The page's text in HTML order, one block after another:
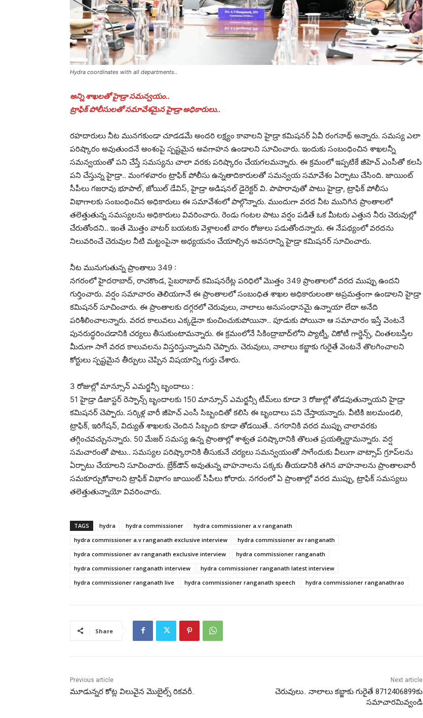
Hydra coordinates with all departments..
అన్ని శాఖ‌ల‌తో హైడ్రా స‌మ‌న్వ‌యం..
ట్రాఫిక్ పోలీసుల‌తో స‌మావేశమైన హైడ్రా అధికారులు..
ర‌హ‌దారులు నీట మున‌గ‌కుండా చూడ‌డ‌మే అంద‌రి ల‌క్ష్యం కావాల‌ని హైడ్రా క‌మిష‌న‌ర్ ఏవీ రంగ‌నాథ్ అన్నారు. స‌మ‌స్య ఎలా
ప‌రిష్కారం అవుతుంద‌నే అంశంపై స్ప‌ష్ట‌మైన అవ‌గాహ‌న ఉండాల‌ని సూచించారు. ఇందుకు సంబంధించిన శాఖ‌ల‌న్నీ
స‌మ‌న్వ‌యంతో ప‌ని చేస్తే స‌మ‌స్యను చాలా వ‌ర‌కు ప‌రిష్కారం చేయ‌గ‌ల‌మ‌న్నారు. ఈ క్ర‌మంలో ఇప్ప‌టికే జీహెచ్ ఎంసీతో క‌ల‌సి
ప‌ని చేస్తున్న హైడ్రా.. మంగ‌ళ‌వారం ట్రాఫిక్ పోలీసు ఉన్న‌తాదికారుల‌తో స‌మ‌న్వ‌య స‌మావేశం ఏర్పాటు చేసింది. జాయింట్
సీపీలు గ‌జ‌రావు భూపాల్, జోయిల్ డేవిస్‌, హైడ్రా అడిష‌న‌ల్ డైరెక్ట‌ర్ వి. పాపారావుతో పాటు హైడ్రా, ట్రాఫిక్ పోలీసు
విభాగాల‌కు సంబంధించిన అధికారులు ఈ స‌మావేశంలో పాల్గొన్నారు. ముందుగా వ‌ర‌ద నీట మునిగిన ప్రాంతాల‌లో
త‌లెత్తుతున్న స‌మ‌స్య‌ల‌ను అధికారులు వివ‌రించారు. రెండు గంట‌ల పాటు వ‌ర్షం ప‌డితే ఒక‌ మీట‌రు ఎత్తున నీరు చెరువుల్లో
చేరుతోంద‌ని.. ఇంతే మొత్తం వాటర్ బ‌య‌ట‌కు వెళ్లాలంటే వారం రోజులు ప‌డుతోంద‌న్నారు. ఈ నేప‌థ్యంలో వ‌ర‌ద‌ను
నిలువ‌రించే చెరువుల నీటి మ‌ట్టంపైనా అధ్య‌య‌నం చేయాల్సిన అవ‌స‌రాన్ని హైడ్రా కమిష‌న‌ర్ సూచించారు.
నీట మునుగుతున్న ప్రాంతాలు 349 :
న‌గ‌రంలో హైద‌రాబాద్, రాచ‌కొండ‌, సైబ‌రాబాద్ క‌మిష‌న‌రేట్ల ప‌రిధిలో మొత్తం 349 ప్రాంతాల‌లో వ‌ర‌ద ముప్పు ఉంద‌ని
గుర్తించారు. వ‌ర్షం స‌మాచారం తెలియ‌గానే ఈ ప్రాంతాల‌లో సంబంధిత శాఖ‌ల అధికారులంతా అప్ర‌మ‌త్తంగా ఉండాల‌ని హైడ్రా
క‌మిష‌న‌ర్ సూచించారు. ఈ ప్రాంతాల‌కు ద‌గ్గ‌ర‌లో చెరువులు, నాలాలు అనుసంధాన‌మై ఉన్నాయా లేదా అనేది
ప‌రిశీలించాల‌న్నారు. వ‌ర‌ద కాలువ‌లు ఎక్క‌డైనా కుంచించుకుపోయినా.. పూడుకు పోయినా ఆ స‌మాచారం ఇస్తే వెంట‌నే
పున‌రుద్ధ‌రించ‌డానికి చ‌ర్య‌లు తీసుకుంటామ‌న్నారు. ఈ క్ర‌మంలోనే సికింద్రాబాద్‌లోని ప్యాట్నీ, చికోటీ గార్డెన్స్‌, చింత‌ల‌బ‌స్తీల
మీదుగా సాగే వ‌ర‌ద కాలువ‌ల‌ను విస్త‌రిస్తున్నామ‌ని చెప్పారు. చెరువులు, నాలాలు క‌బ్జాకు గురైతే వెంట‌నే తొల‌గించాల‌ని
కోర్టులు స్ప‌ష్ట‌మైన తీర్పులు చెప్పిన విష‌యాన్ని గుర్తు చేశారు.
3 రోజుల్లో మాన్సూన్ ఎమ‌ర్జ‌న్సీ బృందాలు :
51 హైడ్రా డిజాస్ట‌ర్ రెస్పాన్స్ బృందాల‌కు 150 మాన్సూన్‌ ఎమ‌ర్జ‌న్సీ టీమ్‌లు కూడా 3 రోజుల్లో తోడ‌వుతున్నాయ‌ని హైడ్రా
క‌మిష‌న‌ర్ చెప్పారు. స‌ర్కిళ్ల వారీ జీహెచ్ ఎంసీ సిబ్బందితో క‌లిసి ఈ బృందాలు ప‌ని చేస్తాయ‌న్నారు. వీటికి జ‌ల‌మండ‌లి,
ట్రాఫిక్, ఇరిగేష‌న్‌, విద్యుత్ శాఖ‌ల‌కు చెందిన సిబ్బంది కూడా తోడ‌యితే.. న‌గ‌రానికి వ‌ర‌ద ముప్పు చాలావ‌ర‌కు
త‌గ్గించ‌వ‌చ్చున‌న్నారు. 50 మేజ‌ర్ స‌మ‌స్య ఉన్న ప్రాంతాల్లో శాశ్వ‌త ప‌రిష్కారానికి తొలుత ప్ర‌య‌త్నిద్దామ‌న్నారు. వ‌ర్ష
స‌మ‌చారంతో పాటు.. స‌మ‌స్య‌ల ప‌రిష్కారానికి తీసుకునే చ‌ర్య‌లు స‌మ‌న్వ‌యంతో సాగేందుకు వీలుగా వాట్సాప్ గ్రూప్‌ల‌ను
ఏర్పాటు చేయాల‌ని సూచించారు. బ్రేక్‌డౌన్ అవుతున్న వాహ‌నాల‌ను ప‌క్క‌కు తీయ‌డానికి త‌గిన వాహ‌నాల‌ను ప్రాంతాల‌వారీ
స‌మ‌కూర్చుకోవాల‌ని ట్రాఫిక్ విభాగం జాయింట్ సీపీలు కోరారు. న‌గ‌రంలో ఏ ప్రాంతాల్లో వ‌ర‌ద ముప్పు, ట్రాఫిక్ స‌మ‌స్య‌లు
త‌లెత్తుతున్నాయో వివరించారు.
TAGS hydra hydra commissioner
hydra commissioner a.v ranganath
hydra commissioner a.v ranganath exclusive interview
hydra commissioner av ranganath
hydra commissioner av ranganath exclusive interview
hydra commissioner ranganath
hydra commissioner ranganath interview
hydra commissioner ranganath latest interview
hydra commissioner ranganath live
hydra commissioner ranganath speech hydra commissioner ranganathrao
Share
Previous article
మూడున్నర కోట్ల విలువైన మొబైల్స్ రికవరీ..
Next article
చెరువులు.. నాలాలు కబ్జాకు గురైతే 8712406899కు
సమాచారమివ్వండి